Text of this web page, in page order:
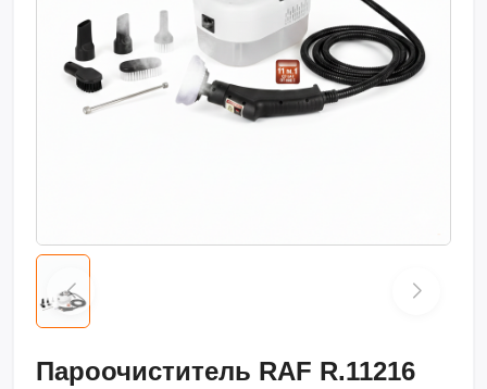
Пароочиститель RAF R.11216